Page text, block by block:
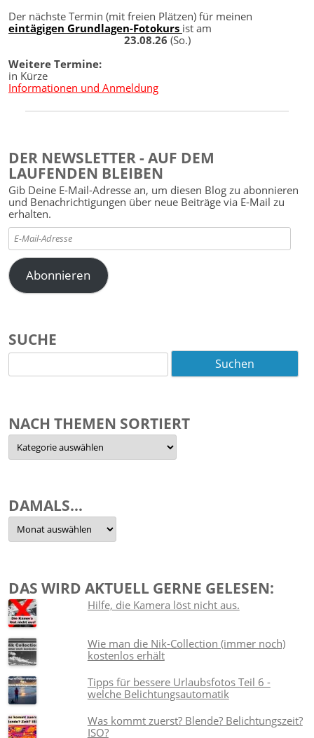
Der nächste Termin (mit freien Plätzen) für meinen
eintägigen Grundlagen-Fotokurs ist am
23.08.26 (So.)
Weitere Termine:
in Kürze
Informationen und Anmeldung
DER NEWSLETTER - AUF DEM
LAUFENDEN BLEIBEN
Gib Deine E-Mail-Adresse an, um diesen Blog zu abonnieren
und Benachrichtigungen über neue Beiträge via E-Mail zu
erhalten.
E-
Mail-
Adresse
Abonnieren
SUCHE
nach:
NACH THEMEN SORTIERT
Nach
Themen
sortiert
DAMALS…
Damals…
DAS WIRD AKTUELL GERNE GELESEN:
Hilfe, die Kamera löst nicht aus.
Wie man die Nik-Collection (immer noch)
kostenlos erhält
Tipps für bessere Urlaubsfotos Teil 6 -
welche Belichtungsautomatik
Was kommt zuerst? Blende? Belichtungszeit?
ISO?